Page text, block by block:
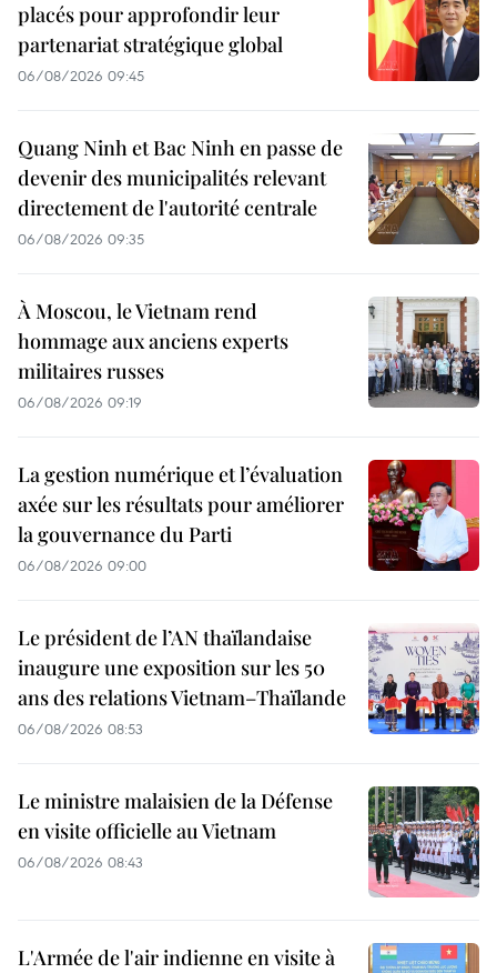
placés pour approfondir leur
partenariat stratégique global
06/08/2026 09:45
Quang Ninh et Bac Ninh en passe de
devenir des municipalités relevant
directement de l'autorité centrale
06/08/2026 09:35
À Moscou, le Vietnam rend
hommage aux anciens experts
militaires russes
06/08/2026 09:19
La gestion numérique et l’évaluation
axée sur les résultats pour améliorer
la gouvernance du Parti
06/08/2026 09:00
Le président de l’AN thaïlandaise
inaugure une exposition sur les 50
ans des relations Vietnam–Thaïlande
06/08/2026 08:53
Le ministre malaisien de la Défense
en visite officielle au Vietnam
06/08/2026 08:43
L'Armée de l'air indienne en visite à